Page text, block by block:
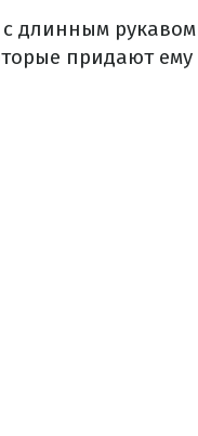
длинным
придают